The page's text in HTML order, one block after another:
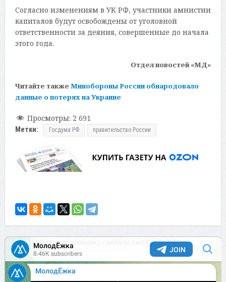
Согласно изменениям в УК РФ, участники амнистии
капиталов будут освобождены от уголовной
ответственности за деяния, совершенные до начала
этого года.
Отдел новостей «МД»
Читайте также Минобороны России обнародовало
данные о потерях на Украине
Просмотры: 2 691
Метки: Госдума РФ правительство России